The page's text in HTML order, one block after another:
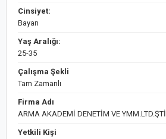
Cinsiyet:
Bayan
Yaş Aralığı:
25-35
Çalışma Şekli
Tam Zamanlı
Firma Adı
ARMA AKADEMİ DENETİM VE YMM.LTD.ŞTİ
Yetkili Kişi